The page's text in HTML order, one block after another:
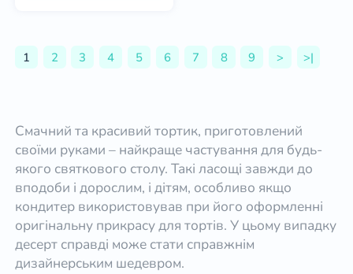
1 2 3 4 5 6 7 8 9 > >|
Смачний та красивий тортик, приготовлений
своїми руками – найкраще частування для будь-
якого святкового столу. Такі ласощі завжди до
вподоби і дорослим, і дітям, особливо якщо
кондитер використовував при його оформленні
оригінальну прикрасу для тортів. У цьому випадку
десерт справді може стати справжнім
дизайнерським шедевром.